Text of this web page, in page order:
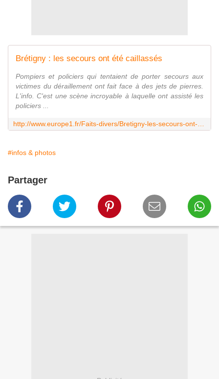
Brétigny : les secours ont été caillassés
Pompiers et policiers qui tentaient de porter secours aux
victimes du déraillement ont fait face à des jets de pierres.
L'info. C'est une scène incroyable à laquelle ont assisté les
policiers ...
#infos & photos
Partager